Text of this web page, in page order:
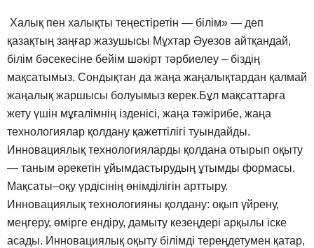
Халық пен халықты теңестіретін — білім» — деп
қазақтың заңғар жазушысы Мұхтар Әуезов айтқандай,
білім бәсекесіне бейім шәкірт тәрбиелеу – біздің
мақсатымыз. Сондықтан да жаңа жаңалықтардан қалмай
жаңалық жаршысы болуымыз керек.Бұл мақсаттарға
жету үшін мұғалімнің ізденісі, жаңа тәжірибе, жаңа
технологиялар қолдану қажеттілігі туындайды.
Инновациялық технологияларды қолдана отырып оқыту
— таным әрекетін ұйымдастырудың ұтымды формасы.
Мақсаты–оқу үрдісінің өнімділігін арттыру.
Инновациялық технологияны қолдану: оқып үйрену,
меңгеру, өмірге ендіру, дамыту кезеңдері арқылы іске
асады. Инновациялық оқыту білімді тереңдетумен қатар,